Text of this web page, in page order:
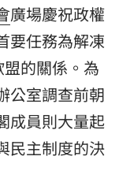
廣場慶祝政權
要任務為解凍
的關係。為
公室調查前朝
成員則大量起
民主制度的決